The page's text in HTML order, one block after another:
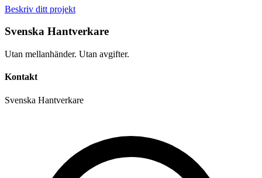
Beskriv ditt projekt
Svenska Hantverkare
Utan mellanhänder. Utan avgifter.
Kontakt
Svenska Hantverkare